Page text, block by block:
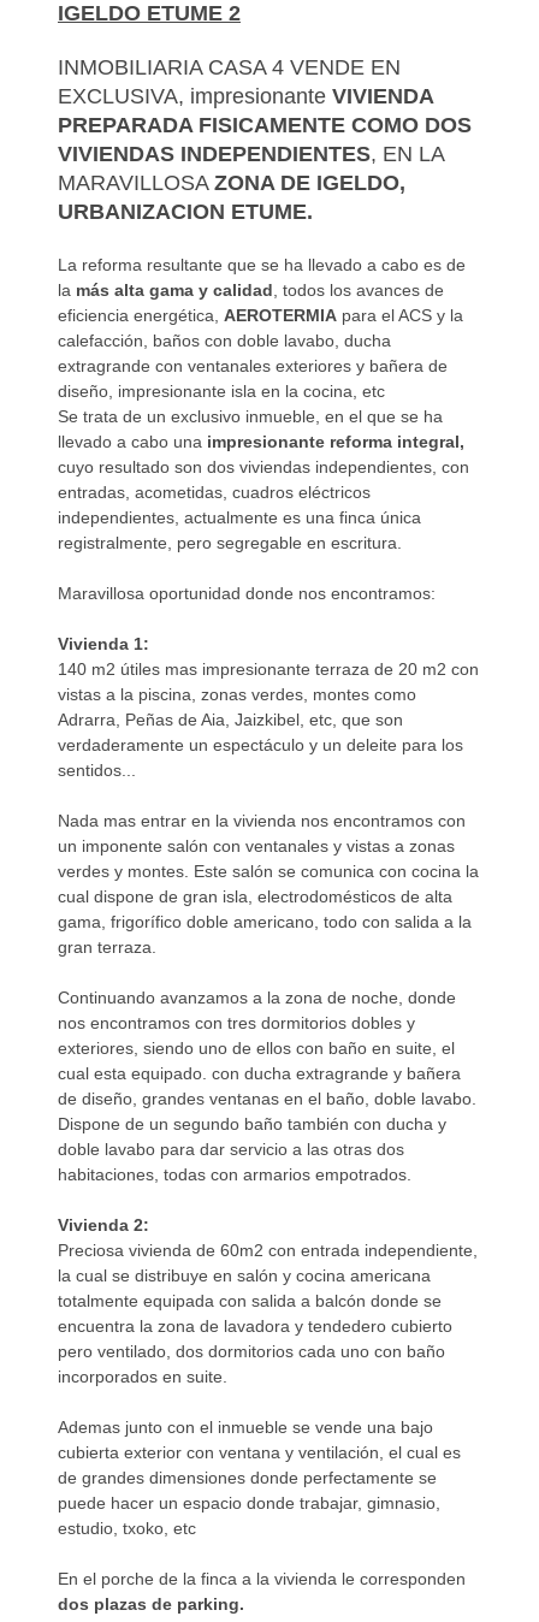
IGELDO ETUME 2
INMOBILIARIA CASA 4 VENDE EN
EXCLUSIVA, impresionante VIVIENDA
PREPARADA FISICAMENTE COMO DOS
VIVIENDAS INDEPENDIENTES, EN LA
MARAVILLOSA ZONA DE IGELDO,
URBANIZACION ETUME.
La reforma resultante que se ha llevado a cabo es de
la más alta gama y calidad , todos los avances de
eficiencia energética, AEROTERMIA para el ACS y la
calefacción, baños con doble lavabo, ducha
extragrande con ventanales exteriores y bañera de
diseño, impresionante isla en la cocina, etc
Se trata de un exclusivo inmueble, en el que se ha
llevado a cabo una impresionante reforma integral,
cuyo resultado son dos viviendas independientes, con
entradas, acometidas, cuadros eléctricos
independientes, actualmente es una finca única
registralmente, pero segregable en escritura.
Maravillosa oportunidad donde nos encontramos:
Vivienda 1:
140 m2 útiles mas impresionante terraza de 20 m2 con
vistas a la piscina, zonas verdes, montes como
Adrarra, Peñas de Aia, Jaizkibel, etc, que son
verdaderamente un espectáculo y un deleite para los
sentidos...
Nada mas entrar en la vivienda nos encontramos con
un imponente salón con ventanales y vistas a zonas
verdes y montes. Este salón se comunica con cocina la
cual dispone de gran isla, electrodomésticos de alta
gama, frigorífico doble americano, todo con salida a la
gran terraza.
Continuando avanzamos a la zona de noche, donde
nos encontramos con tres dormitorios dobles y
exteriores, siendo uno de ellos con baño en suite, el
cual esta equipado. con ducha extragrande y bañera
de diseño, grandes ventanas en el baño, doble lavabo.
Dispone de un segundo baño también con ducha y
doble lavabo para dar servicio a las otras dos
habitaciones, todas con armarios empotrados.
Vivienda 2:
Preciosa vivienda de 60m2 con entrada independiente,
la cual se distribuye en salón y cocina americana
totalmente equipada con salida a balcón donde se
encuentra la zona de lavadora y tendedero cubierto
pero ventilado, dos dormitorios cada uno con baño
incorporados en suite.
Ademas junto con el inmueble se vende una bajo
cubierta exterior con ventana y ventilación, el cual es
de grandes dimensiones donde perfectamente se
puede hacer un espacio donde trabajar, gimnasio,
estudio, txoko, etc
En el porche de la finca a la vivienda le corresponden
dos plazas de parking.